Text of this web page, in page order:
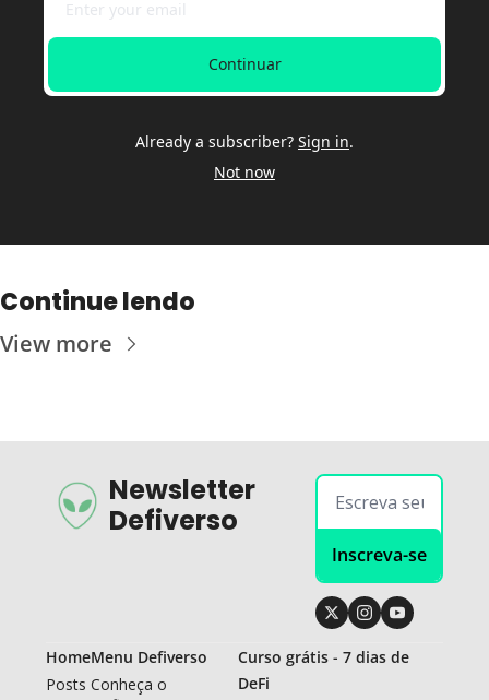
Continuar
Already a subscriber? Sign in.
Not now
Continue lendo
View more
Newsletter
Defiverso
Inscreva-se
Home
Posts
Menu Defiverso
Conheça o
Curso grátis - 7 dias de
DeFi